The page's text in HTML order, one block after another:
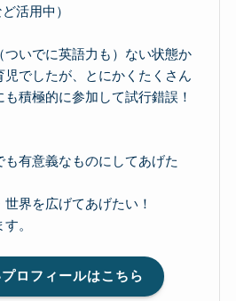
活用中）
ついでに英語力も）ない状態か
児でしたが、とにかくたくさん
積極的に参加して試行錯誤！
有意義なものにしてあげた
界を広げてあげたい！
。
ロフィールはこちら